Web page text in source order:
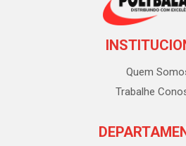
Quem
Trabalhe